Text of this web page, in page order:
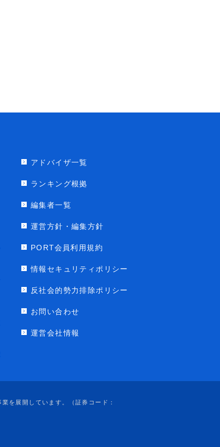
アドバイザ一覧
ランキング根拠
編集者一覧
運営方針・編集方針
PORT会員利用規約
情報セキュリティポリシー
反社会的勢力排除ポリシー
お問い合わせ
運営会社情報